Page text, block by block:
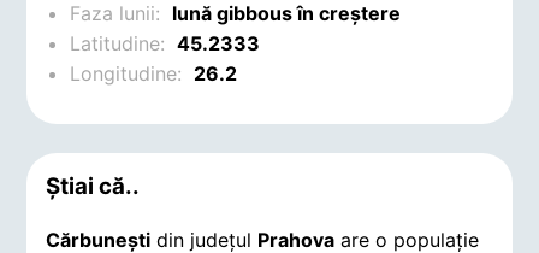
Faza lunii: lună gibbous în creștere
Latitudine:45.2333
Longitudine: 26.2
Știai că..
Cărbuneşti din județul Prahova are o populație